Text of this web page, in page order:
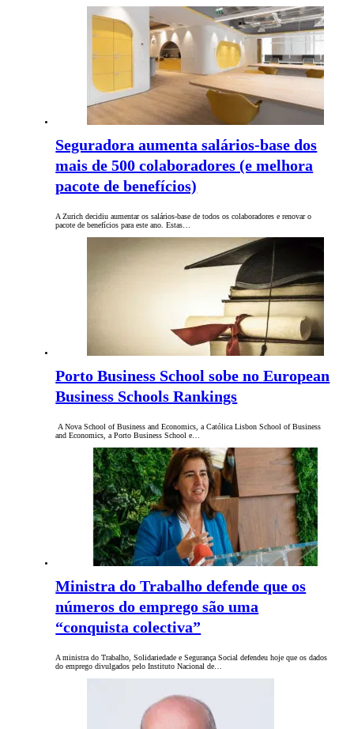
Seguradora aumenta salários-base dos
mais de 500 colaboradores (e melhora
pacote de benefícios)
A Zurich decidiu aumentar os salários-base de todos os colaboradores e renovar o
pacote de benefícios para este ano. Estas…
Porto Business School sobe no European
Business Schools Rankings
A Nova School of Business and Economics, a Católica Lisbon School of Business
and Economics, a Porto Business School e…
Ministra do Trabalho defende que os
números do emprego são uma
“conquista colectiva”
A ministra do Trabalho, Solidariedade e Segurança Social defendeu hoje que os dados
do emprego divulgados pelo Instituto Nacional de…